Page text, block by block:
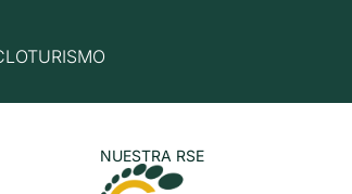
NUESTRA RSE